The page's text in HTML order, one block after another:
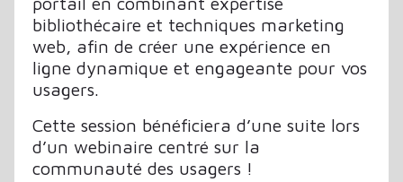
bibliothécaire et techniques marketing
web, afin de créer une expérience en
ligne dynamique et engageante pour vos
usagers.
Cette session bénéficiera d’une suite lors
d’un webinaire centré sur la
communauté des usagers !